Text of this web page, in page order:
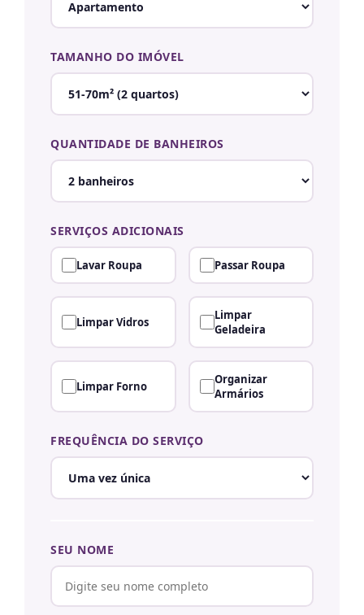
TAMANHO DO IMÓVEL
QUANTIDADE DE BANHEIROS
SERVIÇOS ADICIONAIS
Lavar Roupa Passar Roupa
Limpar Vidros
Limpar
Geladeira
Limpar Forno
Organizar
Armários
FREQUÊNCIA DO SERVIÇO
SEU NOME